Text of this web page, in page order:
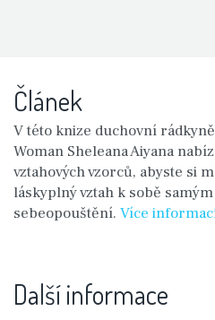
Článek
V této knize duchovní
Woman Sheleana Aiyana
vztahových vzorců, abyste si
láskyplný vztah k sobě
sebeopouštění. Více
Další informace